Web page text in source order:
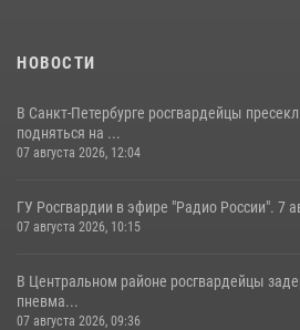
НОВОСТИ
В Санкт-Петербурге росгвардейцы
подняться на ...
07 августа 2026, 12:04
ГУ Росгвардии в эфире "Радио России". 7
07 августа 2026, 10:15
В Центральном районе росгвардейцы
пневма...
07 августа 2026, 09:36